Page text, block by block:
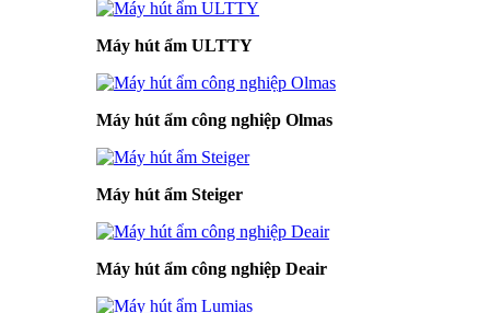
Máy hút ẩm ULTTY
Máy hút ẩm công nghiệp Olmas
Máy hút ẩm Steiger
Máy hút ẩm công nghiệp Deair